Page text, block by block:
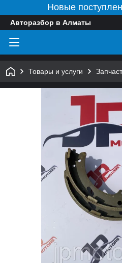
Новые
Авторазбор в Алматы
Товары и услуги